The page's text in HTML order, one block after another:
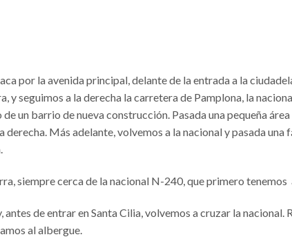
por la avenida principal, delante de la entrada a la
y seguimos a la derecha la carretera de Pamplona, la
un barrio de nueva construcción. Pasada una pequeña
derecha. Más adelante, volvemos a la nacional y pasada
siempre cerca de la nacional N-240, que primero tenemos
de entrar en Santa Cilia, volvemos a cruzar la nacional.
al albergue.